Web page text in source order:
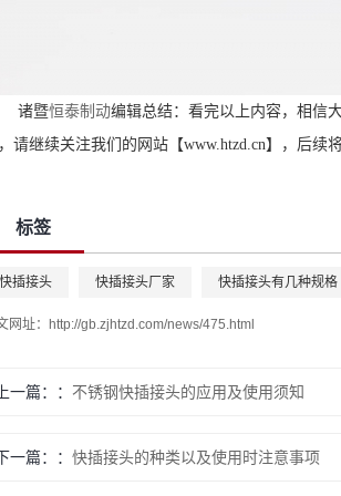
诸暨恒泰制动编辑总结：看完以上内容，相信
请继续关注我们的网站【www.htzd.cn】，后续
标签
插接头 快插接头厂家 快插接头有几种规格
网址： http://gb.zjhtzd.com/news/475.html
一篇： 不锈钢快插接头的应用及使用须知
一篇： 快插接头的种类以及使用时注意事项